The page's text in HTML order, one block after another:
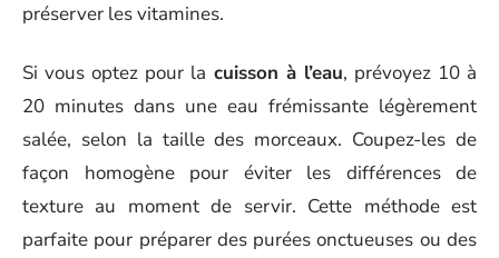
préserver les vitamines.
Si vous optez pour la cuisson à l’eau, prévoyez 10 à
20 minutes dans une eau frémissante légèrement
salée, selon la taille des morceaux. Coupez-les de
façon homogène pour éviter les différences de
texture au moment de servir. Cette méthode est
parfaite pour préparer des purées onctueuses ou des